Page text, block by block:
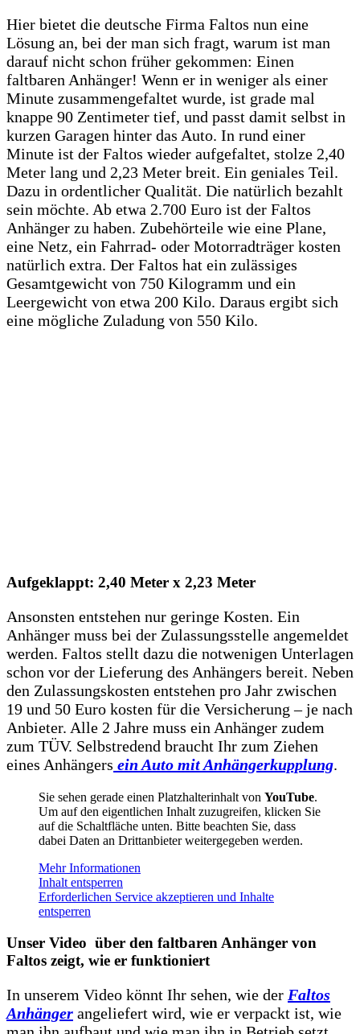
Hier bietet die deutsche Firma Faltos nun eine
Lösung an, bei der man sich fragt, warum ist man
darauf nicht schon früher gekommen: Einen
faltbaren Anhänger! Wenn er in weniger als einer
Minute zusammengefaltet wurde, ist grade mal
knappe 90 Zentimeter tief, und passt damit selbst in
kurzen Garagen hinter das Auto. In rund einer
Minute ist der Faltos wieder aufgefaltet, stolze 2,40
Meter lang und 2,23 Meter breit. Ein geniales Teil.
Dazu in ordentlicher Qualität. Die natürlich bezahlt
sein möchte. Ab etwa 2.700 Euro ist der Faltos
Anhänger zu haben. Zubehörteile wie eine Plane,
eine Netz, ein Fahrrad- oder Motorradträger kosten
natürlich extra. Der Faltos hat ein zulässiges
Gesamtgewicht von 750 Kilogramm und ein
Leergewicht von etwa 200 Kilo. Daraus ergibt sich
eine mögliche Zuladung von 550 Kilo.
Aufgeklappt: 2,40 Meter x 2,23 Meter
Ansonsten entstehen nur geringe Kosten. Ein
Anhänger muss bei der Zulassungsstelle angemeldet
werden. Faltos stellt dazu die notwenigen Unterlagen
schon vor der Lieferung des Anhängers bereit. Neben
den Zulassungskosten entstehen pro Jahr zwischen
19 und 50 Euro kosten für die Versicherung – je nach
Anbieter. Alle 2 Jahre muss ein Anhänger zudem
zum TÜV. Selbstredend braucht Ihr zum Ziehen
eines Anhängers ein Auto mit Anhängerkupplung.
Sie sehen gerade einen Platzhalterinhalt von YouTube.
Um auf den eigentlichen Inhalt zuzugreifen, klicken Sie
auf die Schaltfläche unten. Bitte beachten Sie, dass
dabei Daten an Drittanbieter weitergegeben werden.
Mehr Informationen
Inhalt entsperren
Erforderlichen Service akzeptieren und Inhalte
entsperren
Unser Video über den faltbaren Anhänger von
Faltos zeigt, wie er funktioniert
In unserem Video könnt Ihr sehen, wie der Faltos
Anhänger angeliefert wird, wie er verpackt ist, wie